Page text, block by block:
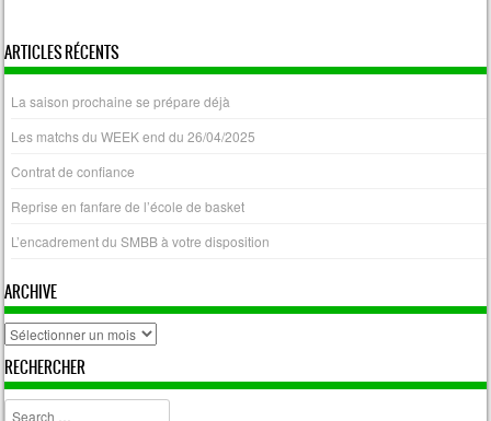
ARTICLES RÉCENTS
La saison prochaine se prépare déjà
Les matchs du WEEK end du 26/04/2025
Contrat de confiance
Reprise en fanfare de l’école de basket
L’encadrement du SMBB à votre disposition
ARCHIVE
archive
RECHERCHER
Search